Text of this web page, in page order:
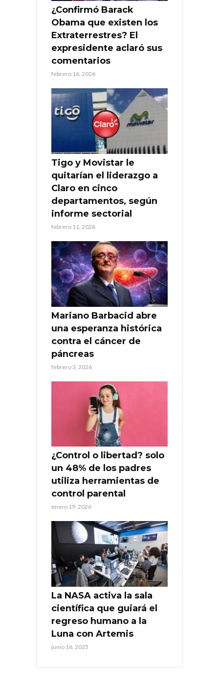
¿Confirmó Barack
Obama que existen los
Extraterrestres? El
expresidente aclaró sus
comentarios
febrero 16, 2026
Tigo y Movistar le
quitarían el liderazgo a
Claro en cinco
departamentos, según
informe sectorial
febrero 11, 2026
Mariano Barbacid abre
una esperanza histórica
contra el cáncer de
páncreas
febrero 3, 2026
¿Control o libertad? solo
un 48% de los padres
utiliza herramientas de
control parental
enero 19, 2026
La NASA activa la sala
científica que guiará el
regreso humano a la
Luna con Artemis
junio 16, 2025